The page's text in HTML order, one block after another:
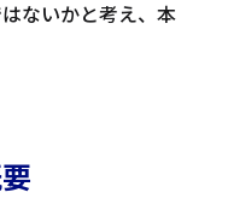
ないかと考え、本